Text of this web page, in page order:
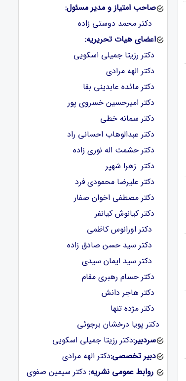
صاحب امتیاز و مدیر مسئول:
دکتر محمد دوستی زاده
اعضای هیات تحریریه:
دکتر رزیتا جمیلی اسکویی
دکتر الهه مرادی
دکتر مائده عابدینی بقا
دکتر امیرحسین خسروی پور
دکتر سمانه خطی
دکتر عبدالوهاب احسانی راد
دکتر حشمت اله نوری زاده
دکتر زهرا شهپر
دکتر علیرضا محمودی فرد
دکتر مصطفی اخوان صفار
دکتر کیانوش کیانفر
دکتر اورانوس کاظمی
دکتر سید حسن صادق زاده
دکتر سید ایمان سیدی
دکتر حسام رهبری مقام
دکتر هاجر دانش
دکتر مژده تنها
دکتر پویا درخشان برجوئی
سردبیر:دکتر رزیتا جمیلی اسکویی
دبیر تخصصی:دکتر الهه مرادی
روابط عمومی نشریه: دکتر سیمین صفوی